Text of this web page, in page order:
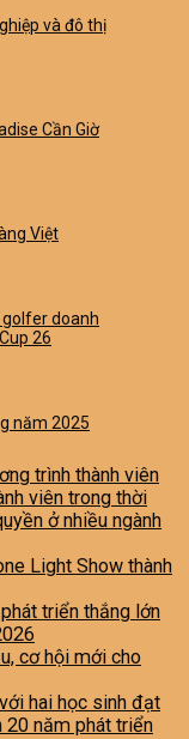
và đô thị
Cần Giờ
Việt
golfer doanh
26
năm 2025
trình thành viên
viên trong thời
ở nhiều ngành
Light Show thành
triển thắng lớn
cơ hội mới cho
hai học sinh đạt
20 năm phát triển